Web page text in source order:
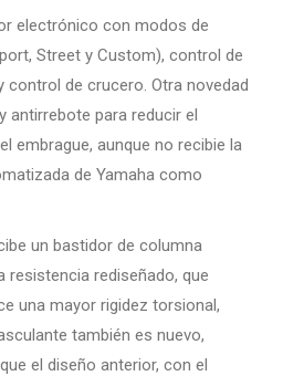
electrónico con modos de
Street y Custom), control de
de crucero. Otra novedad
antirrebote para reducir el
embrague, aunque no recibie la
de Yamaha como
un bastidor de columna
resistencia rediseñado, que
una mayor rigidez torsional,
también es nuevo,
el diseño anterior, con el